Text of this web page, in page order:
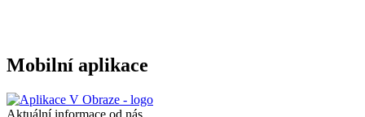
Mobilní aplikace